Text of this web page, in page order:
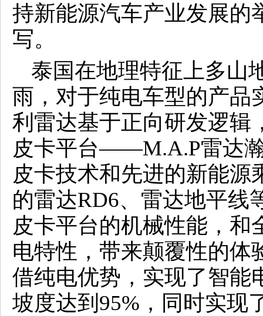
持新能源汽车产业发展的
写。
泰国在地理特征上多山
雨，对于纯电车型的产品
利雷达基于正向研发逻辑
皮卡平台——M.A.P雷达
皮卡技术和先进的新能源
的雷达RD6、雷达地平线
皮卡平台的机械性能，和
电特性，带来颠覆性的体
借纯电优势，实现了智能
坡度达到95%，同时实现